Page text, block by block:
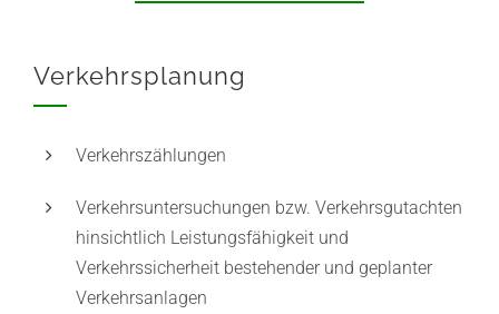
Verkehrsplanung
Verkehrszählungen
Verkehrsuntersuchungen bzw. Verkehrsgutachten
hinsichtlich Leistungsfähigkeit und
Verkehrssicherheit bestehender und geplanter
Verkehrsanlagen